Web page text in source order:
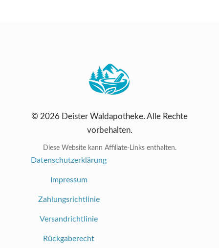
© 2026 Deister Waldapotheke. Alle Rechte
vorbehalten.
Diese Website kann Affiliate-Links enthalten.
Datenschutzerklärung
Impressum
Zahlungsrichtlinie
Versandrichtlinie
Rückgaberecht